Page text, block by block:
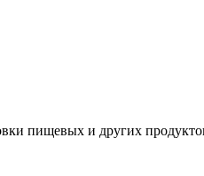
пищевых и других